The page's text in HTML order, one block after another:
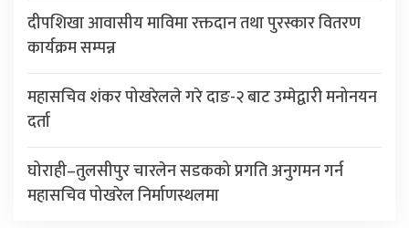
दीपशिखा आवासीय माविमा रक्तदान तथा पुरस्कार वितरण
कार्यक्रम सम्पन्न
महासचिव शंकर पोखरेलले गरे दाङ-२ बाट उम्मेद्वारी मनोनयन
दर्ता
घोराही–तुलसीपुर चारलेन सडकको प्रगति अनुगमन गर्न
महासचिव पोखरेल निर्माणस्थलमा